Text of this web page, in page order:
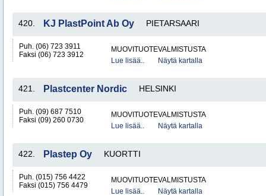
420. KJ PlastPoint Ab Oy PIETARSAARI
Puh. (06) 723 3911
Faksi (06) 723 3912
MUOVITUOTEVALMISTUSTA
Lue lisää..
Näytä kartalla
421. Plastcenter Nordic HELSINKI
Puh. (09) 687 7510
Faksi (09) 260 0730
MUOVITUOTEVALMISTUSTA
Lue lisää..
Näytä kartalla
422. Plastep Oy KUORTTI
Puh. (015) 756 4422
Faksi (015) 756 4479
MUOVITUOTEVALMISTUSTA
Lue lisää..
Näytä kartalla